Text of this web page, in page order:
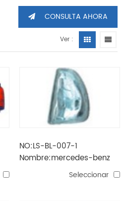
CONSULTA AHORA
Ver :
NO:LS-BL-007-1
Nombre:mercedes-benz
w123 lámpara de esquina
Seleccionar